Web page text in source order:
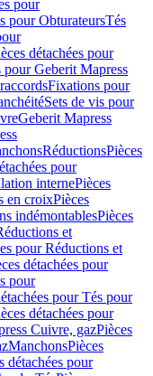
pour
pour ObturateursTés
détachées pour
pour Geberit Mapress
Fixations pour
Sets de vis pour
Geberit Mapress
RéductionsPièces
pour
internePièces
en croixPièces
indémontablesPièces
et
pour Réductions et
détachées pour
pour
pour Tés pour
détachées pour
Cuivre, gazPièces
ManchonsPièces
détachées pour